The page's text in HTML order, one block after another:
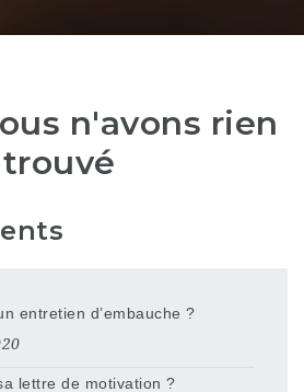
n'avons rien
trouvé
entretien d’embauche ?
lettre de motivation ?